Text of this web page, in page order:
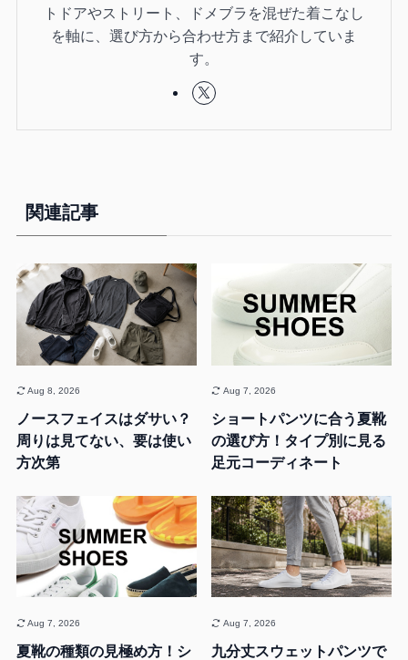
トドアやストリート、ドメブラを混ぜた着こなし
を軸に、選び方から合わせ方まで紹介していま
す。
関連記事
ノースフェイスはダサい？
周りは見てない、要は使い
方次第
Aug 8, 2026
ショートパンツに合う夏靴
の選び方！タイプ別に見る
足元コーディネート
Aug 7, 2026
夏靴の種類の見極め方！シ
Aug 7, 2026
九分丈スウェットパンツで
Aug 7, 2026